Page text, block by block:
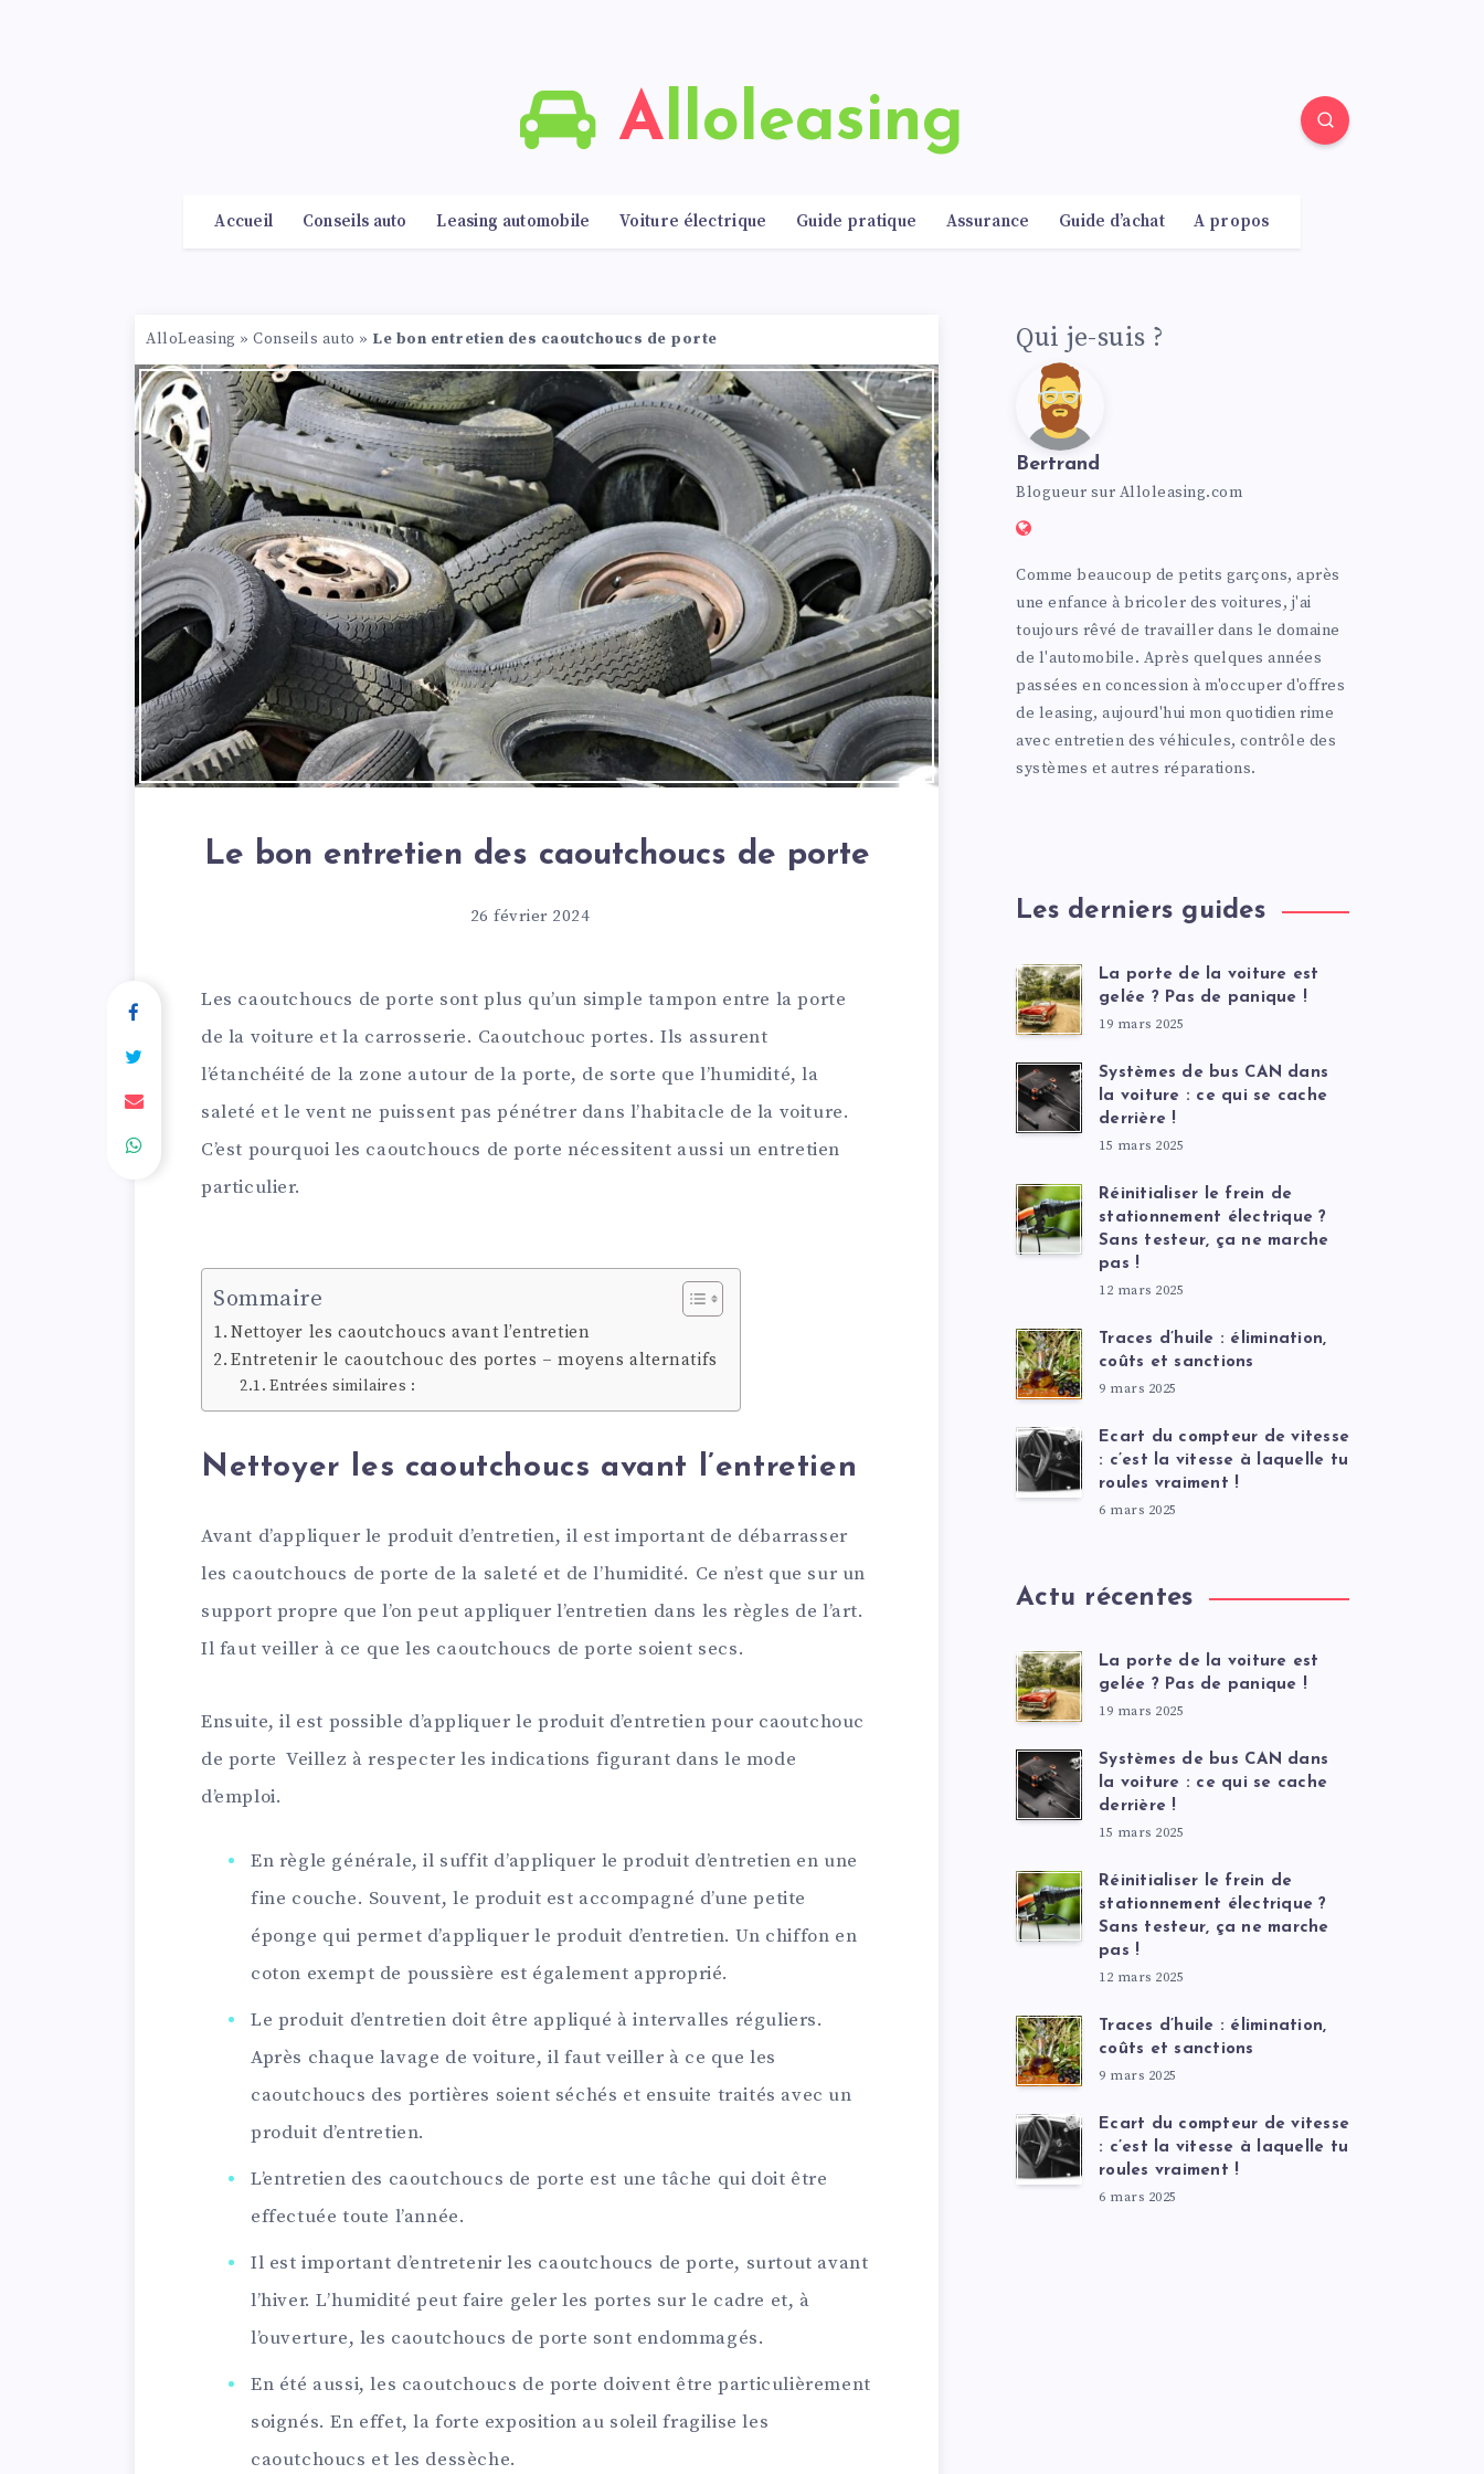
Alloleasing
Accueil Conseils auto Leasing automobile Voiture électrique Guide pratique Assurance Guide d’achat A propos
AlloLeasing » Conseils auto » Le bon entretien des caoutchoucs de porte
Le bon entretien des caoutchoucs de porte
26 février 2024
Les caoutchoucs de porte sont plus qu’un simple tampon entre la porte
de la voiture et la carrosserie. Caoutchouc portes. Ils assurent
l’étanchéité de la zone autour de la porte, de sorte que l’humidité, la
saleté et le vent ne puissent pas pénétrer dans l’habitacle de la voiture.
C’est pourquoi les caoutchoucs de porte nécessitent aussi un entretien
particulier.
Sommaire
Nettoyer les caoutchoucs avant l’entretien
Entretenir le caoutchouc des portes – moyens alternatifs
Entrées similaires :
Nettoyer les caoutchoucs avant l’entretien
Avant d’appliquer le produit d’entretien, il est important de débarrasser
les caoutchoucs de porte de la saleté et de l’humidité. Ce n’est que sur un
support propre que l’on peut appliquer l’entretien dans les règles de l’art.
Il faut veiller à ce que les caoutchoucs de porte soient secs.
Ensuite, il est possible d’appliquer le produit d’entretien pour caoutchouc
de porte Veillez à respecter les indications figurant dans le mode
d’emploi.
En règle générale, il suffit d’appliquer le produit d’entretien en une
fine couche. Souvent, le produit est accompagné d’une petite
éponge qui permet d’appliquer le produit d’entretien. Un chiffon en
coton exempt de poussière est également approprié.
Le produit d’entretien doit être appliqué à intervalles réguliers.
Après chaque lavage de voiture, il faut veiller à ce que les
caoutchoucs des portières soient séchés et ensuite traités avec un
produit d’entretien.
L’entretien des caoutchoucs de porte est une tâche qui doit être
effectuée toute l’année.
Il est important d’entretenir les caoutchoucs de porte, surtout avant
l’hiver. L’humidité peut faire geler les portes sur le cadre et, à
l’ouverture, les caoutchoucs de porte sont endommagés.
En été aussi, les caoutchoucs de porte doivent être particulièrement
soignés. En effet, la forte exposition au soleil fragilise les
caoutchoucs et les dessèche.
Qui je-suis ?
Bertrand
Blogueur sur Alloleasing.com
Comme beaucoup de petits garçons, après
une enfance à bricoler des voitures, j'ai
toujours rêvé de travailler dans le domaine
de l'automobile. Après quelques années
passées en concession à m'occuper d'offres
de leasing, aujourd'hui mon quotidien rime
avec entretien des véhicules, contrôle des
systèmes et autres réparations.
Les derniers guides
La porte de la voiture est
gelée ? Pas de panique !
19 mars 2025
Systèmes de bus CAN dans
la voiture : ce qui se cache
derrière !
15 mars 2025
Réinitialiser le frein de
stationnement électrique ?
Sans testeur, ça ne marche
pas !
12 mars 2025
Traces d’huile : élimination,
coûts et sanctions
9 mars 2025
Ecart du compteur de vitesse
: c’est la vitesse à laquelle tu
roules vraiment !
6 mars 2025
Actu récentes
La porte de la voiture est
gelée ? Pas de panique !
19 mars 2025
Systèmes de bus CAN dans
la voiture : ce qui se cache
derrière !
15 mars 2025
Réinitialiser le frein de
stationnement électrique ?
Sans testeur, ça ne marche
pas !
12 mars 2025
Traces d’huile : élimination,
coûts et sanctions
9 mars 2025
Ecart du compteur de vitesse
: c’est la vitesse à laquelle tu
roules vraiment !
6 mars 2025